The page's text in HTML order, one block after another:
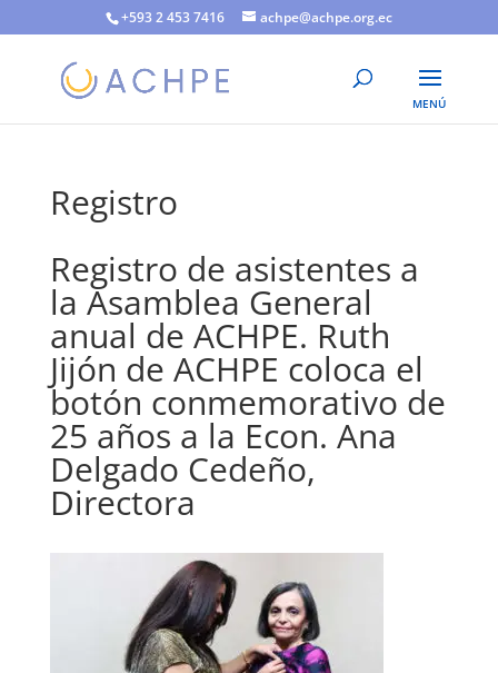
+593 2 453 7416 achpe@achpe.org.ec
Registro
Registro de asistentes a
la Asamblea General
anual de ACHPE. Ruth
Jijón de ACHPE coloca el
botón conmemorativo de
25 años a la Econ. Ana
Delgado Cedeño,
Directora